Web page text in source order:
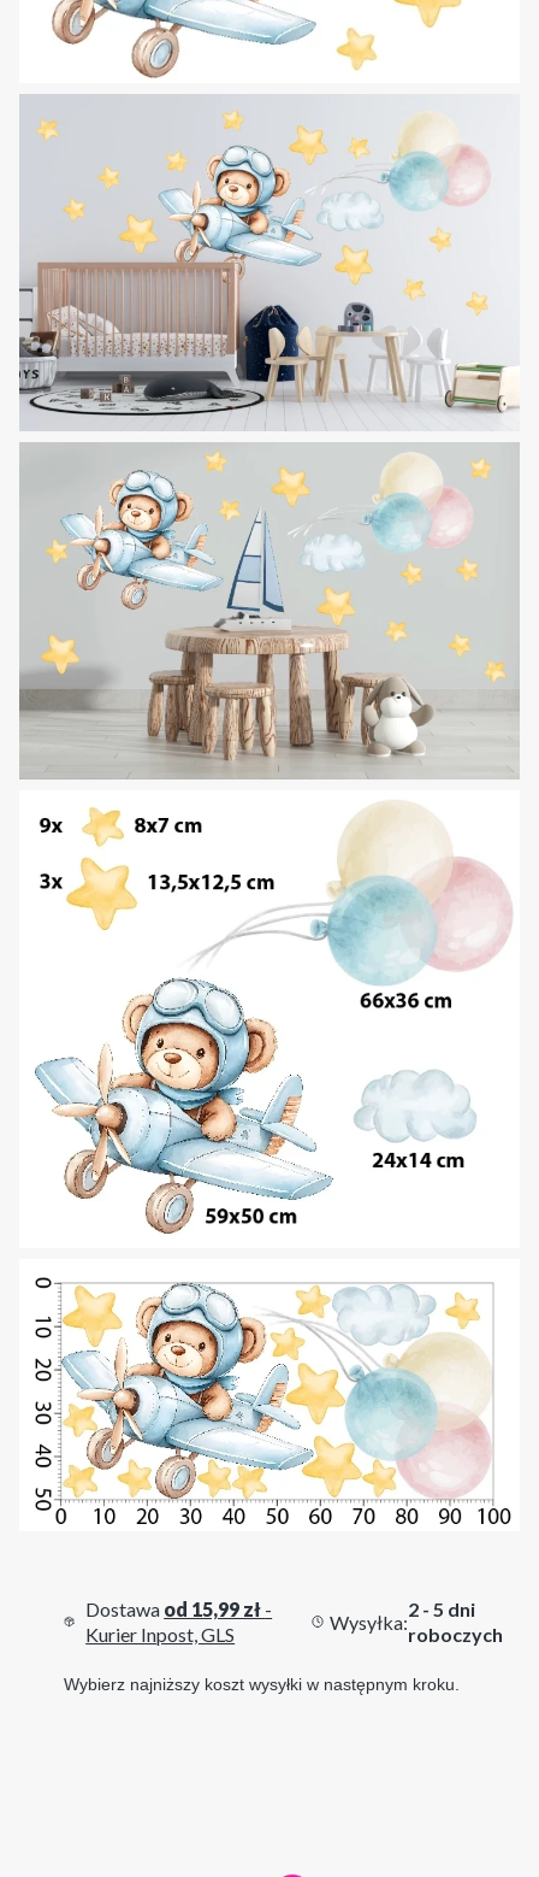
Dostawa od 15,99 zł -
Kurier Inpost, GLS
Wysyłka:
2 - 5 dni
roboczych
Wybierz najniższy koszt wysyłki w następnym kroku.